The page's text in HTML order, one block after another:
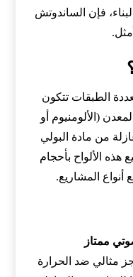
فإن الساندوتش
الطبقات تتكون
(الألومنيوم أو
من مادة البولي
هذه الألواح بأحجام
المشاريع.
ممتاز
مثالي ضد الحرارة